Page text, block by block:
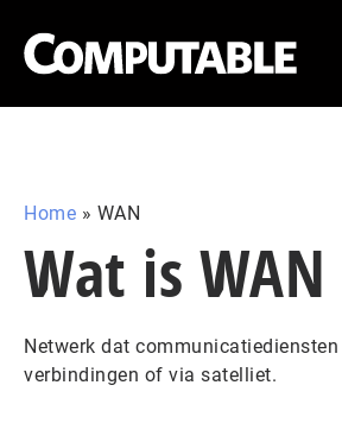
Home » WAN
Wat is WAN
Netwerk dat
verbindingen of via satelliet.